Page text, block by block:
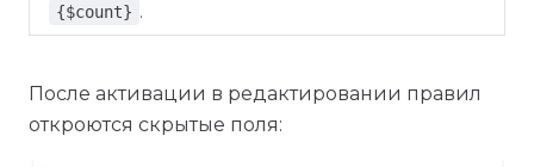
{$count} .
После активации в редактировании правил
откроются скрытые поля: